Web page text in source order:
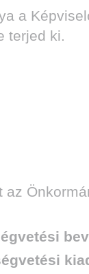
Képviselő-
terjed ki.
az